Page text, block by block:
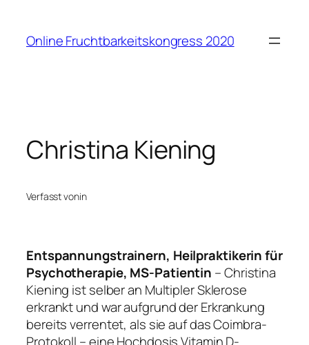
springen
Online Fruchtbarkeitskongress 2020
Christina Kiening
Verfasst vonin
Entspannungstrainern, Heilpraktikerin für
Psychotherapie, MS-Patientin – Christina
Kiening ist selber an Multipler Sklerose
erkrankt und war aufgrund der Erkrankung
bereits verrentet, als sie auf das Coimbra-